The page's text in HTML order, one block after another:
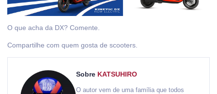
O que acha da DX? Comente.
Compartilhe com quem gosta de scooters.
Sobre KATSUHIRO
O autor vem de uma família que todos